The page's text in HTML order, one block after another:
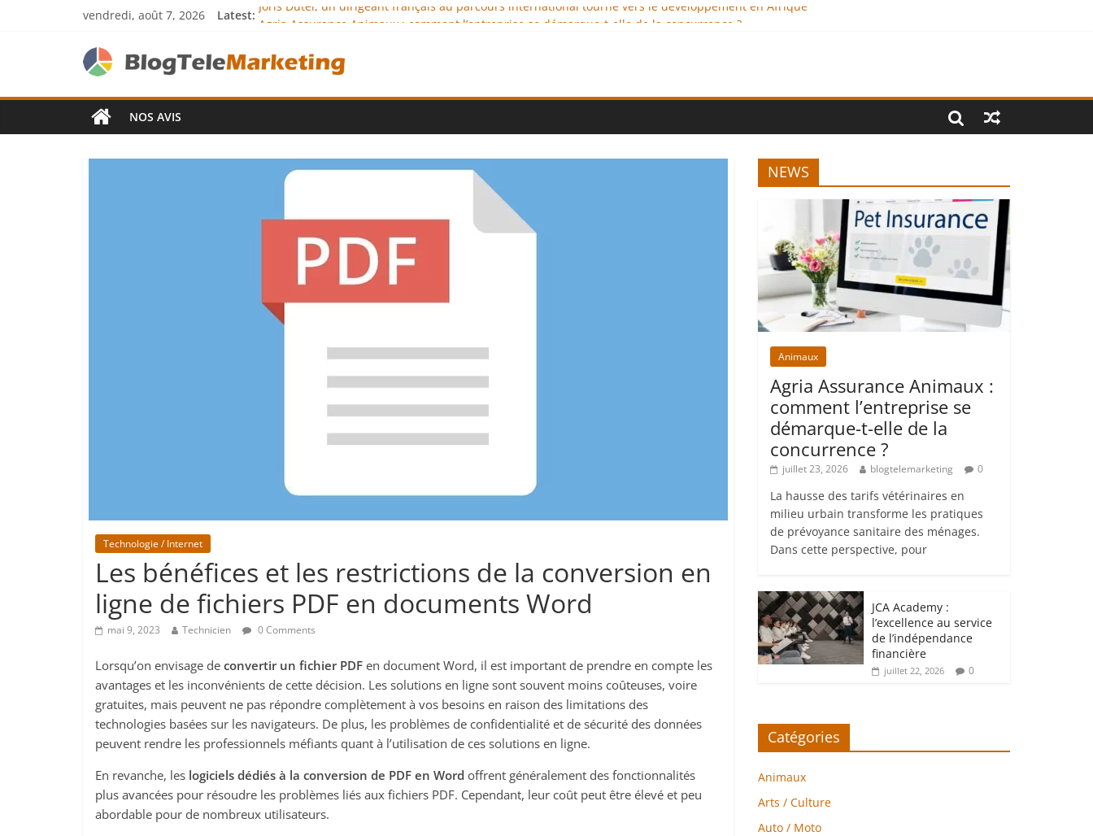
vendredi, août 7, 2026 Latest: Joris Dutel, un dirigeant français au parcours international tourné vers le développement en Afrique
JCA Academy : l’excellence au service de l’indépendance financière
Denis Bouclon : la diplomatie éducative comme moteur de coopération internationale
NOS AVIS
Technologie / Internet
Les bénéfices et les restrictions de la conversion en
ligne de fichiers PDF en documents Word
mai 9, 2023 Technicien 0 Comments
Lorsqu’on envisage de convertir un fichier PDF en document Word, il est important de prendre en compte les
avantages et les inconvénients de cette décision. Les solutions en ligne sont souvent moins coûteuses, voire
gratuites, mais peuvent ne pas répondre complètement à vos besoins en raison des limitations des
technologies basées sur les navigateurs. De plus, les problèmes de confidentialité et de sécurité des données
peuvent rendre les professionnels méfiants quant à l’utilisation de ces solutions en ligne.
En revanche, les logiciels dédiés à la conversion de PDF en Word offrent généralement des fonctionnalités
plus avancées pour résoudre les problèmes liés aux fichiers PDF. Cependant, leur coût peut être élevé et peu
abordable pour de nombreux utilisateurs.
NEWS
Animaux
Agria Assurance Animaux :
comment l’entreprise se
démarque-t-elle de la
concurrence ?
juillet 23, 2026 blogtelemarketing 0
La hausse des tarifs vétérinaires en
milieu urbain transforme les pratiques
de prévoyance sanitaire des ménages.
Dans cette perspective, pour
JCA Academy :
l’excellence au service
de l’indépendance
financière
juillet 22, 2026 0
Catégories
Animaux
Arts / Culture
Auto / Moto